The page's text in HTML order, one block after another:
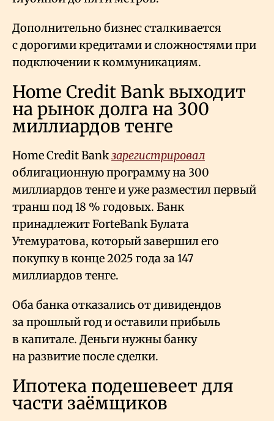
Дополнительно бизнес сталкивается
с дорогими кредитами и сложностями при
подключении к коммуникациям.
Home Credit Bank выходит
на рынок долга на 300
миллиардов тенге
Home Credit Bankзарегистрировал
облигационную программу на 300
миллиардов тенге и уже разместил первый
транш под 18 % годовых. Банк
принадлежит ForteBank Булата
Утемуратова, который завершил его
покупку в конце 2025 года за 147
миллиардов тенге.
Оба банка отказались от дивидендов
за прошлый год и оставили прибыль
в капитале. Деньги нужны банку
на развитие после сделки.
Ипотека подешевеет для
части заёмщиков